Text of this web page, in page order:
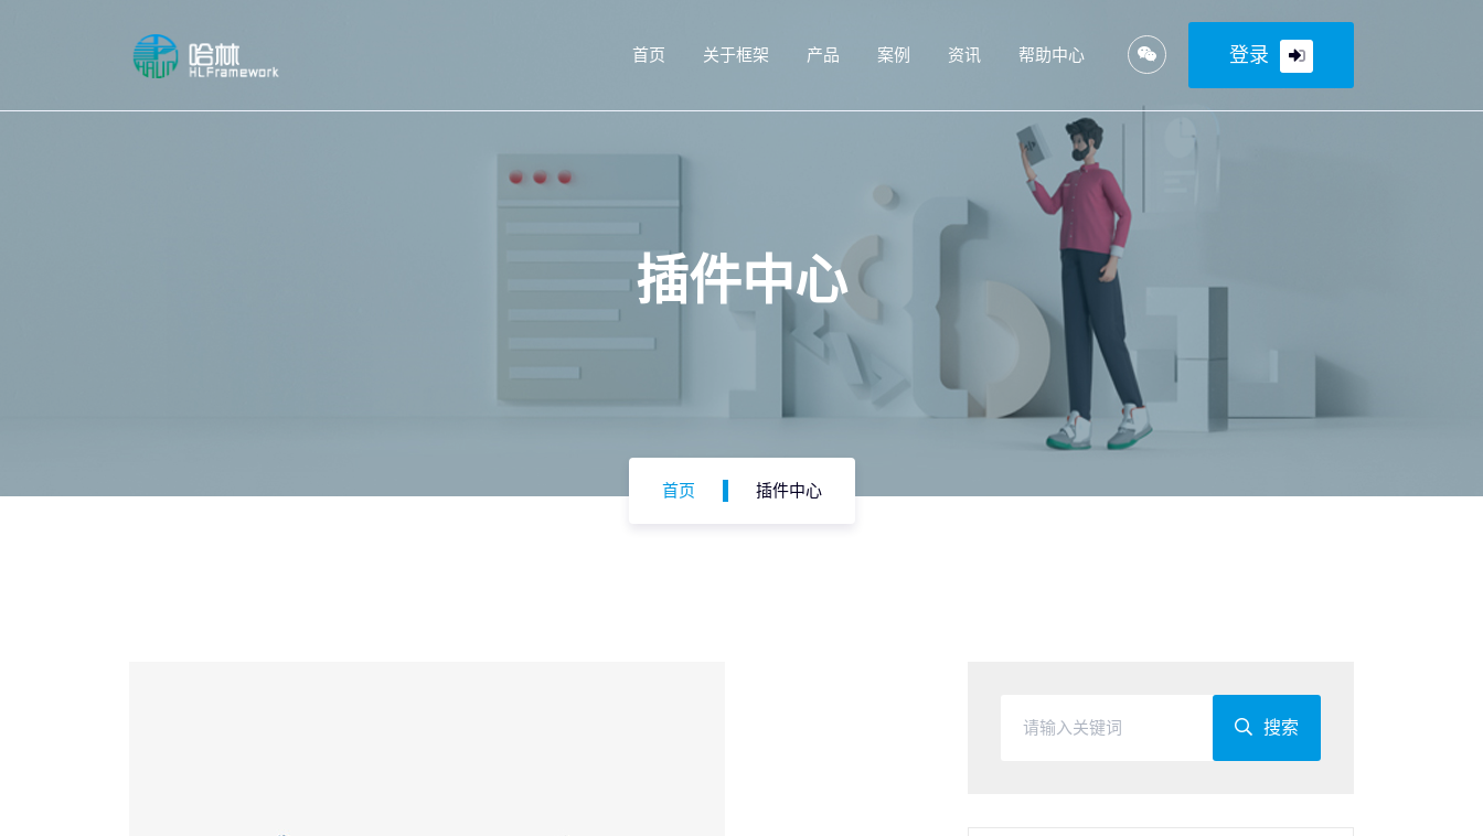
首页 关于框架 产品 案例 资讯 帮助中心 登录
插件中心
首页 插件中心
搜索